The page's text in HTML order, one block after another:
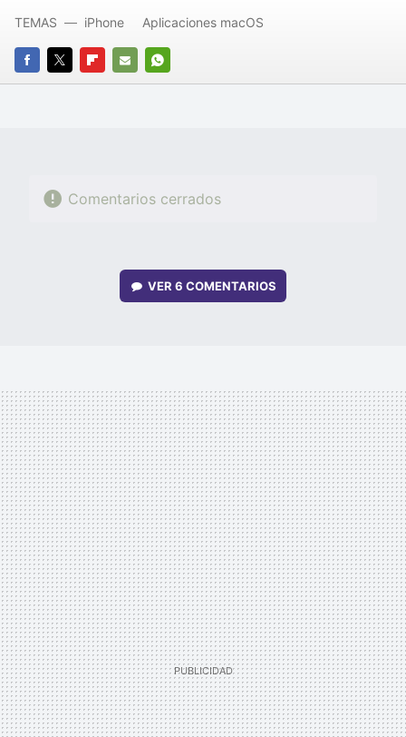
FACEBOOK
TWITTERFLIPBOARD
E-
WHATSAPP
TEMAS iPhone Aplicaciones macOS
Comentarios cerrados
VER 6 COMENTARIOS